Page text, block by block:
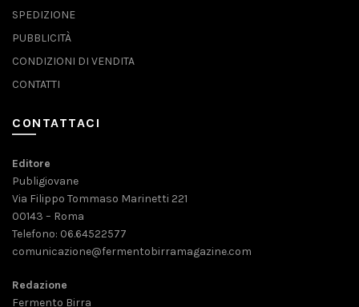
SPEDIZIONE
PUBBLICITÀ
CONDIZIONI DI VENDITA
CONTATTI
CONTATTACI
Editore
Publigiovane
Via Filippo Tommaso Marinetti 221
00143 – Roma
Telefono: 06.64522577
comunicazione@fermentobirramagazine.com
Redazione
Fermento Birra